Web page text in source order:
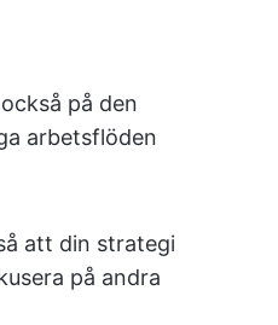
på den
arbetsflöden
att din strategi
på andra